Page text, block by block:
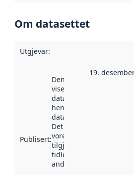
Om datasettet
Utgjevar:
Publisert:
Denne datoen
viser når
datasettet vart
henta inn av
data.norge.no.
Det kan ha
vore
tilgjengeleg
tidlegare
andre stader.
19.